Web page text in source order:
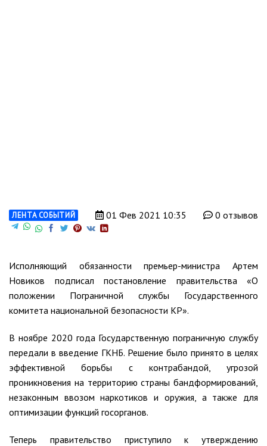
ЛЕНТА СОБЫТИЙ 01 Фев 2021 10:35 0 отзывов
Исполняющий обязанности премьер-министра Артем
Новиков подписал постановление правительства «О
положении Пограничной службы Государственного
комитета национальной безопасности КР».
В ноябре 2020 года Государственную пограничную службу
передали в введение ГКНБ. Решение было принято в целях
эффективной борьбы с контрабандой, угрозой
проникновения на территорию страны бандформирований,
незаконным ввозом наркотиков и оружия, а также для
оптимизации функций госорганов.
Теперь правительство приступило к утверждению